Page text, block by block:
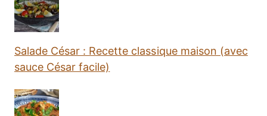
Salade César : Recette classique maison (avec
sauce César facile)